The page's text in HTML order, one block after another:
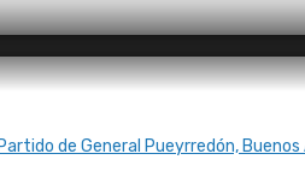
de General Pueyrredón,